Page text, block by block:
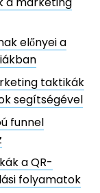
előnyei a
taktikák
segítségével
funnel
a QR-
folyamatok